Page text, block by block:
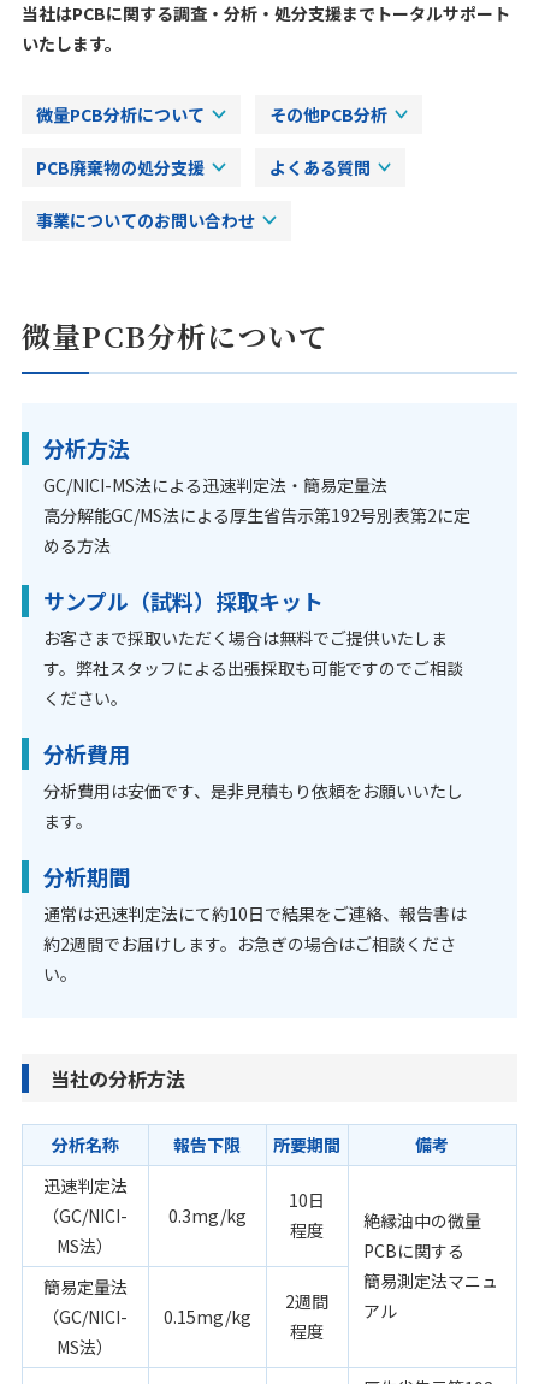
当社はPCBに関する調査・分析・処分支援までトータルサポート
いたします。
微量PCB分析について その他PCB分析
PCB廃棄物の処分支援 よくある質問
事業についてのお問い合わせ
微量PCB分析について
分析方法
GC/NICI-MS法による迅速判定法・簡易定量法
高分解能GC/MS法による厚生省告示第192号別表第2に定
める方法
サンプル（試料）採取キット
お客さまで採取いただく場合は無料でご提供いたしま
す。弊社スタッフによる出張採取も可能ですのでご相談
ください。
分析費用
分析費用は安価です、是非見積もり依頼をお願いいたし
ます。
分析期間
通常は迅速判定法にて約10日で結果をご連絡、報告書は
約2週間でお届けします。お急ぎの場合はご相談くださ
い。
当社の分析方法
分析名称 報告下限 所要期間
備考
迅速判定法
（GC/NICI-
MS法）
0.3mg/kg
10日
程度
絶縁油中の微量
PCBに関する
簡易測定法マニュ
アル
簡易定量法
（GC/NICI-
MS法）
0.15mg/kg
2週間
程度